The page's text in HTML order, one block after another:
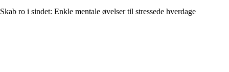
Skab ro i sindet: Enkle mentale øvelser til stressede hverdage